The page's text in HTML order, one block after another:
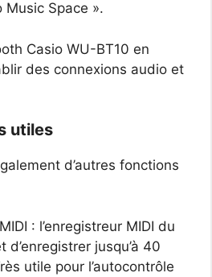
Music Space ».
Casio WU-BT10 en
des connexions audio et
utiles
d’autres fonctions
: l’enregistreur MIDI du
d’enregistrer jusqu’à 40
utile pour l’autocontrôle